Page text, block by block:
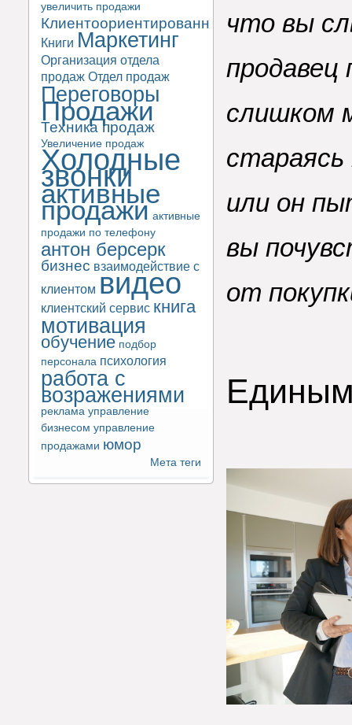
увеличить продажи
Клиентоориентированность
Книги Маркетинг
Организация отдела
продаж Отдел продаж
Переговоры
Продажи
Техника продаж
Увеличение продаж
Холодные
звонки
активные
продажи активные
продажи по телефону
антон берсерк
бизнес взаимодействие с
клиентом видео
клиентский сервис книга
мотивация
обучение подбор
персонала психология
работа с
возражениями
реклама управление
бизнесом управление
продажами юмор
Мета теги
что вы
слишком
или он
вы
от